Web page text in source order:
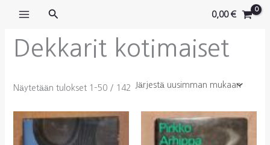
sisältöön
Hae 0,00€
Dekkarit kotimaiset
Näytetään tulokset 1–50 / 142Sorted